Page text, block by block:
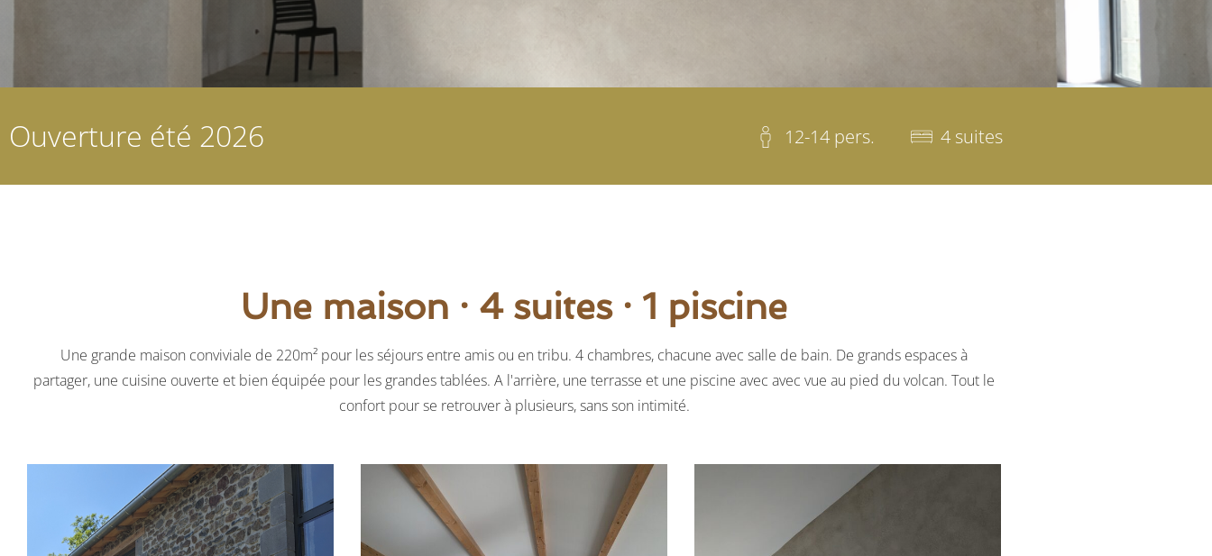
Ouverture été 2026 12-14 pers. 4 suites
Une maison ⸱ 4 suites ⸱ 1 piscine
Une grande maison conviviale de 220m² pour les séjours entre amis ou en tribu. 4 chambres, chacune avec salle de bain. De grands espaces à
partager, une cuisine ouverte et bien équipée pour les grandes tablées. A l'arrière, une terrasse et une piscine avec avec vue au pied du volcan. Tout le
confort pour se retrouver à plusieurs, sans son intimité.